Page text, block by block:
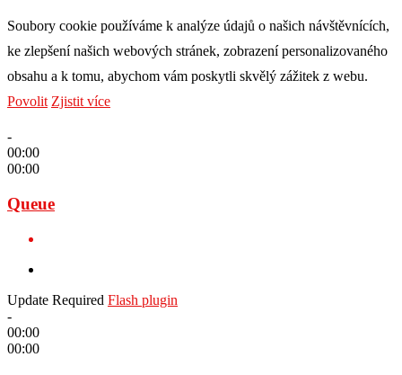
Soubory cookie používáme k analýze údajů o našich návštěvnících,
ke zlepšení našich webových stránek, zobrazení personalizovaného
obsahu a k tomu, abychom vám poskytli skvělý zážitek z webu.
Povolit Zjistit více
-
00:00
00:00
Queue
Update Required Flash plugin
-
00:00
00:00